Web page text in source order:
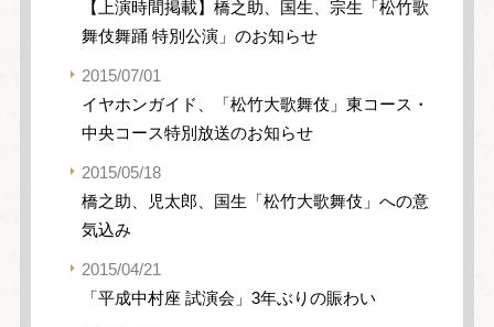
【上演時間掲載】橋之助、国生、宗生「松竹歌
舞伎舞踊 特別公演」のお知らせ
2015/07/01
イヤホンガイド、「松竹大歌舞伎」東コース・
中央コース特別放送のお知らせ
2015/05/18
橋之助、児太郎、国生「松竹大歌舞伎」への意
気込み
2015/04/21
「平成中村座 試演会」3年ぶりの賑わい